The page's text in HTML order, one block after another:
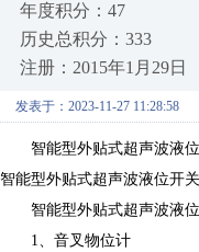
年度积分：47
历史总积分：333
注册：2015年1月29日
发表于：2023-11-27 11:28:58
智能型外贴式超声波液位
智能型外贴式超声波液位开
智能型外贴式超声波液位
1、音叉物位计